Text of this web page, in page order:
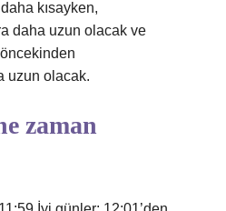
kısayken,
daha uzun olacak ve
uzun olacak.
zaman